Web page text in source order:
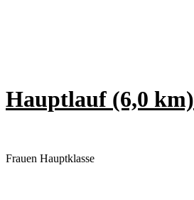
Hauptlauf (6,0 km)
Frauen Hauptklasse